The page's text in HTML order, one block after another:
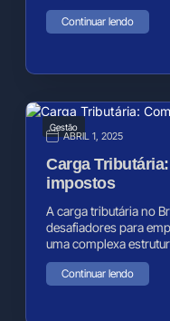
Continuar lendo
Gestão
ABRIL 1, 2025
Carga
impostos
A carga tributária no
desafiadores para
uma complexa
Continuar lendo